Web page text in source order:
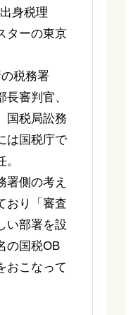
身税理
ターの東京
税務署
審判官、
国税局訟務
は国税庁で
署側の考え
おり「審査
い部署を設
の国税OB
おこなって